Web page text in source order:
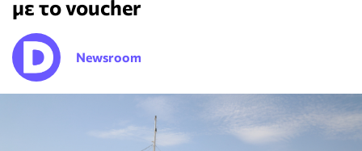
με το voucher
Newsroom